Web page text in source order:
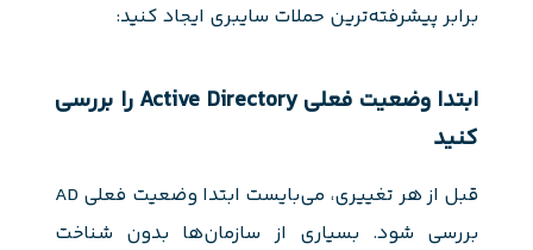
برابر پیشرفته‌ترین حملات سایبری ایجاد کنید:
ابتدا وضعیت فعلی Active Directory را بررسی
کنید
قبل از هر تغییری، می‌بایست ابتدا وضعیت فعلی AD
بررسی شود. بسیاری از سازمان‌ها بدون شناخت